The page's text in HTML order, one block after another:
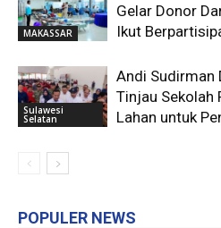
MAKASSAR
Gelar Donor
Ikut
Sulawesi
Selatan
Andi Sudirman
Tinjau Sekolah
Lahan untuk
POPULER NEWS